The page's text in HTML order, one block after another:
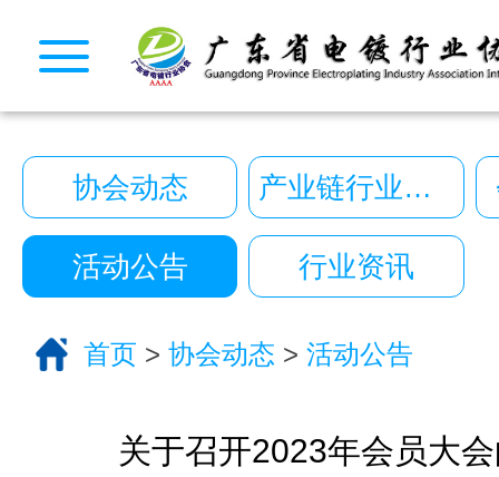
协会动态 产业链行业动态
活动公告 行业资讯
首页 > 协会动态 > 活动公告
关于召开2023年会员大
CopyRight © 2026 广东省电镀行业协会. All
10222390号
一键拨号
一键导航
CopyRight 2026 All Right Reserved 广东省电
10222390号
技术支持:艾迪品牌策划
服务分类